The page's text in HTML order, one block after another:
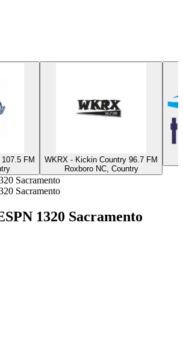
FM
WKRX - Kickin Country 96.7 FM
Roxboro NC, Country
Sacramento
Sacramento
1320 Sacramento